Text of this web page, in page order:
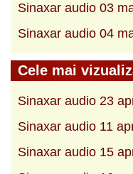
Sinaxar audio 03
Sinaxar audio 04
Cele mai
Sinaxar audio 23
Sinaxar audio 11
Sinaxar audio 15